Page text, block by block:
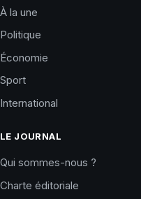
À la une
Politique
Économie
Sport
International
LE JOURNAL
Qui sommes-nous ?
Charte éditoriale